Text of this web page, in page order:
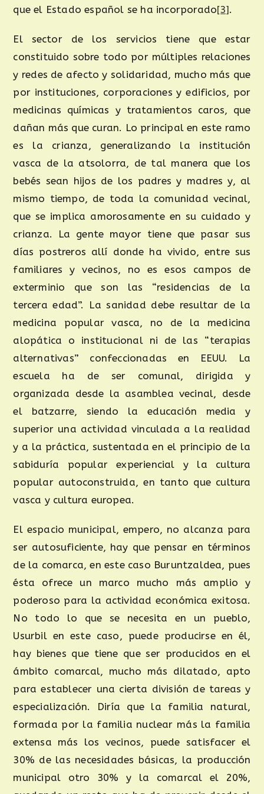
que el Estado español se ha incorporado[3].
El sector de los servicios tiene que estar
constituido sobre todo por múltiples relaciones
y redes de afecto y solidaridad, mucho más que
por instituciones, corporaciones y edificios, por
medicinas químicas y tratamientos caros, que
dañan más que curan. Lo principal en este ramo
es la crianza, generalizando la institución
vasca de la atsolorra, de tal manera que los
bebés sean hijos de los padres y madres y, al
mismo tiempo, de toda la comunidad vecinal,
que se implica amorosamente en su cuidado y
crianza. La gente mayor tiene que pasar sus
días postreros allí donde ha vivido, entre sus
familiares y vecinos, no es esos campos de
exterminio que son las “residencias de la
tercera edad”. La sanidad debe resultar de la
medicina popular vasca, no de la medicina
alopática o institucional ni de las “terapias
alternativas” confeccionadas en EEUU. La
escuela ha de ser comunal, dirigida y
organizada desde la asamblea vecinal, desde
el batzarre, siendo la educación media y
superior una actividad vinculada a la realidad
y a la práctica, sustentada en el principio de la
sabiduría popular experiencial y la cultura
popular autoconstruida, en tanto que cultura
vasca y cultura europea.
El espacio municipal, empero, no alcanza para
ser autosuficiente, hay que pensar en términos
de la comarca, en este caso Buruntzaldea, pues
ésta ofrece un marco mucho más amplio y
poderoso para la actividad económica exitosa.
No todo lo que se necesita en un pueblo,
Usurbil en este caso, puede producirse en él,
hay bienes que tiene que ser producidos en el
ámbito comarcal, mucho más dilatado, apto
para establecer una cierta división de tareas y
especialización. Diría que la familia natural,
formada por la familia nuclear más la familia
extensa más los vecinos, puede satisfacer el
30% de las necesidades básicas, la producción
municipal otro 30% y la comarcal el 20%,